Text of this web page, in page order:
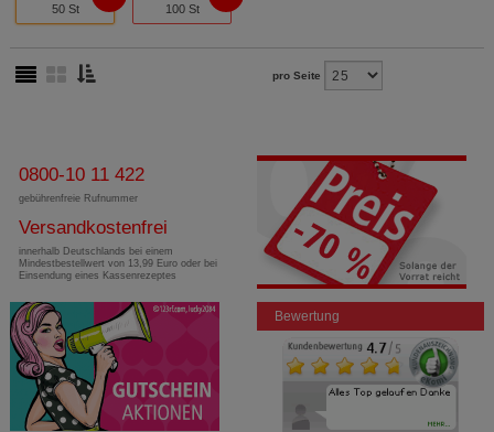
50 St 100 St
pro Seite
0800-10 11 422
gebührenfreie Rufnummer
Versandkostenfrei
innerhalb Deutschlands bei einem
Mindestbestellwert von 13,99 Euro oder bei
Einsendung eines Kassenrezeptes
Bewertung